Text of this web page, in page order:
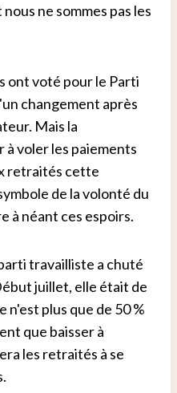
ne sommes pas les
ont voté pour le Parti
changement après
Mais la
voler les paiements
retraités cette
de la volonté du
à néant ces espoirs.
travailliste a chuté
juillet, elle était de
n'est plus que de 50 %
que baisser à
les retraités à se